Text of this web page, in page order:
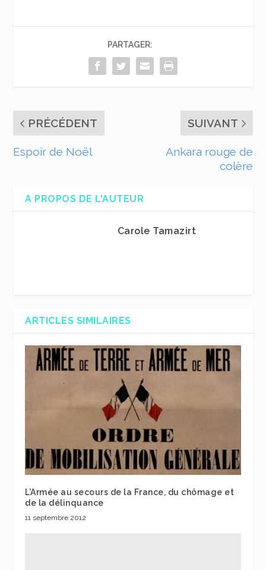
PARTAGER:
PRÉCÉDENT
Espoir de Noël
SUIVANT
Ankara rouge de
colère
A PROPOS DE L'AUTEUR
Carole Tamazirt
ARTICLES SIMILAIRES
L’Armée au secours de la France, du chômage et
de la délinquance
11 septembre 2012